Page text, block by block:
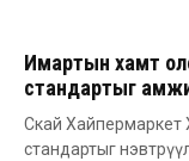
Имартын хамт
стандартыг
Скай Хайпермаркет
стандартыг